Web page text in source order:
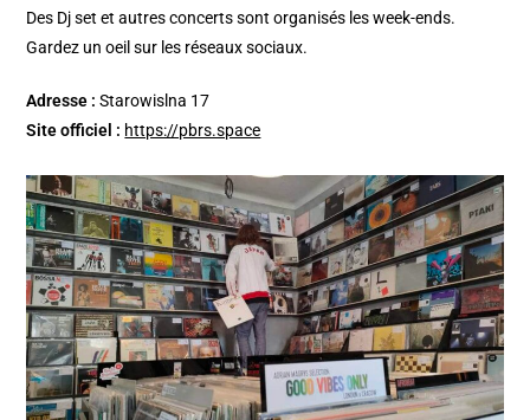
Des Dj set et autres concerts sont organisés les week-ends.
Gardez un oeil sur les réseaux sociaux.
Adresse : Starowislna 17
Site officiel : https://pbrs.space